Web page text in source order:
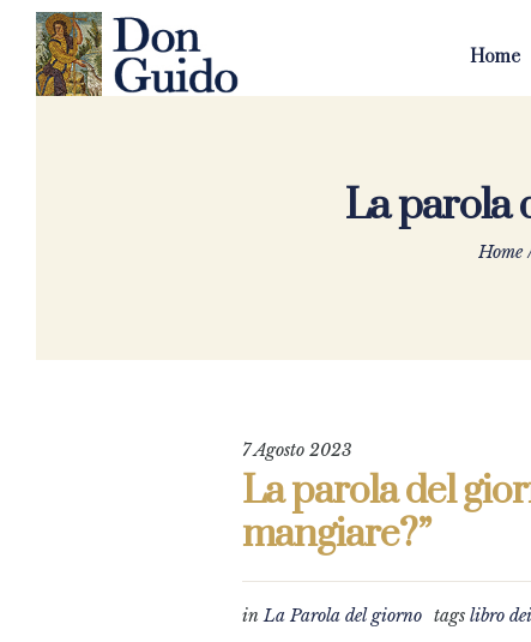
Home
La parola
Home
7 Agosto 2023
La parola del
mangiare?”
inLa Parola del giorno tags libro